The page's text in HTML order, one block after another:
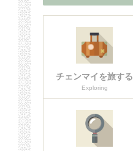
チェンマイを旅する
Exploring